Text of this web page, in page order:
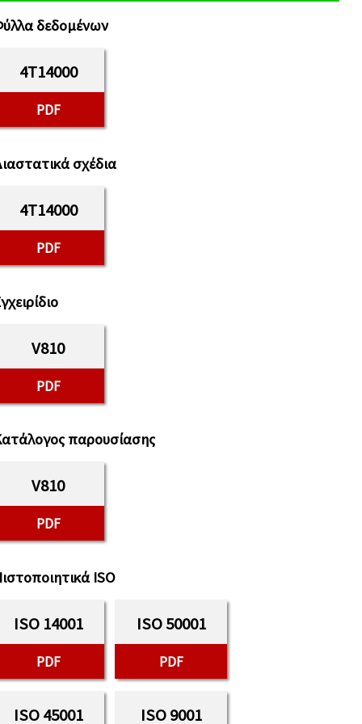
δεδομένων
4T14000
PDF
σχέδια
4T14000
PDF
V810
PDF
παρουσίασης
V810
PDF
ISO
ISO 14001
PDF
ISO 50001
PDF
ISO 45001 ISO 9001